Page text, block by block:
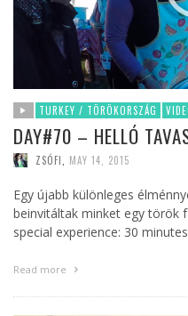
TURKEY / TÖRÖKORSZÁG
DAY#70 – HELLÓ
ZSÓFI MAY 14, 2015
Egy újabb különleges
beinvitáltak minket egy török
special experience: 30
Read more